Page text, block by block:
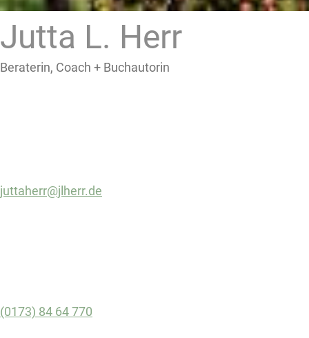
Jutta L. Herr
Beraterin, Coach + Buchautorin
juttaherr@jlherr.de
(0173) 84 64 770